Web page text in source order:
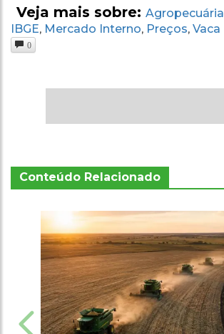
Veja mais sobre: Agropecuária
IBGE, Mercado Interno, Preços, Vaca
0
Conteúdo Relacionado